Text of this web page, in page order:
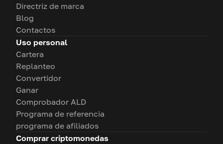
Directriz de marca
Blog
Contactos
Uso personal
Cartera
Replanteo
Convertidor
Ganar
Comprobador ALD
Programa de referencia
programa de afiliados
Comprar criptomonedas